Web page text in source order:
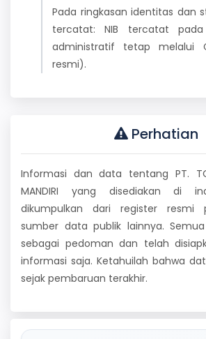
Pada ringkasan identitas dan
tercatat: NIB tercatat
administratif tetap melalui
resmi).
Perhatian
Informasi dan data tentang PT.
MANDIRI yang disediakan di
dikumpulkan dari register resmi
sumber data publik lainnya.
sebagai pedoman dan telah
informasi saja. Ketahuilah bahwa
sejak pembaruan terakhir.